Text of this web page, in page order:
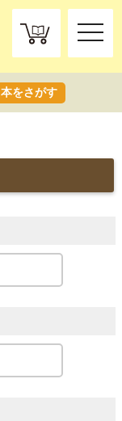
toggle
本をさがす